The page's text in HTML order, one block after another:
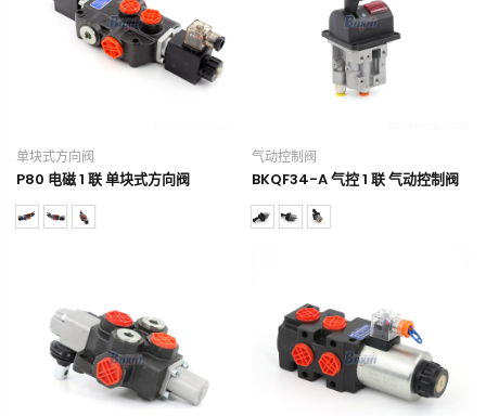
单块式方向阀
P80 电磁 1 联 单块式方向阀
气动控制阀
BKQF34-A 气控 1 联 气动控制阀